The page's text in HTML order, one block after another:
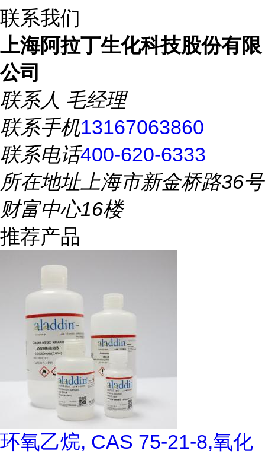
联系我们
上海阿拉丁生化科技股份有限
公司
联系人 毛经理
联系手机13167063860
联系电话400-620-6333
所在地址上海市新金桥路36号
财富中心16楼
推荐产品
环氧乙烷, CAS 75-21-8,氧化